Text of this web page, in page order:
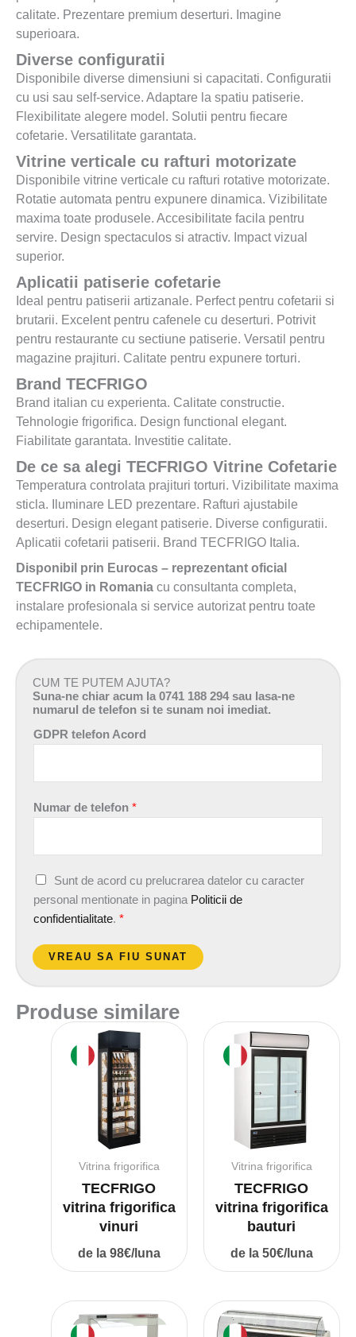
calitate. Prezentare premium deserturi. Imagine
superioara.
Diverse configuratii
Disponibile diverse dimensiuni si capacitati. Configuratii
cu usi sau self-service. Adaptare la spatiu patiserie.
Flexibilitate alegere model. Solutii pentru fiecare
cofetarie. Versatilitate garantata.
Vitrine verticale cu rafturi motorizate
Disponibile vitrine verticale cu rafturi rotative motorizate.
Rotatie automata pentru expunere dinamica. Vizibilitate
maxima toate produsele. Accesibilitate facila pentru
servire. Design spectaculos si atractiv. Impact vizual
superior.
Aplicatii patiserie cofetarie
Ideal pentru patiserii artizanale. Perfect pentru cofetarii si
brutarii. Excelent pentru cafenele cu deserturi. Potrivit
pentru restaurante cu sectiune patiserie. Versatil pentru
magazine prajituri. Calitate pentru expunere torturi.
Brand TECFRIGO
Brand italian cu experienta. Calitate constructie.
Tehnologie frigorifica. Design functional elegant.
Fiabilitate garantata. Investitie calitate.
De ce sa alegi TECFRIGO Vitrine Cofetarie
Temperatura controlata prajituri torturi. Vizibilitate maxima
sticla. Iluminare LED prezentare. Rafturi ajustabile
deserturi. Design elegant patiserie. Diverse configuratii.
Aplicatii cofetarii patiserii. Brand TECFRIGO Italia.
Disponibil prin Eurocas – reprezentant oficial
TECFRIGO in Romania cu consultanta completa,
instalare profesionala si service autorizat pentru toate
echipamentele.
CUM TE PUTEM AJUTA?
Suna-ne chiar acum la 0741 188 294 sau lasa-ne
numarul de telefon si te sunam noi imediat.
GDPR telefon Acord
Numar de telefon *
A
c
o
d
P
Sunt de acord cu prelucrarea datelor cu caracter
personal mentionate in pagina Politicii de
confidentialitate. *
VREAU SA FIU SUNAT
Produse similare
Vitrina frigorifica
TECFRIGO
vitrina frigorifica
vinuri
de la 98€/luna
Vitrina frigorifica
TECFRIGO
vitrina frigorifica
bauturi
de la 50€/luna